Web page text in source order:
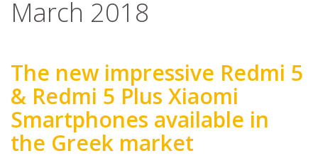
March 2018
The new impressive Redmi 5
& Redmi 5 Plus Xiaomi
Smartphones available in
the Greek market